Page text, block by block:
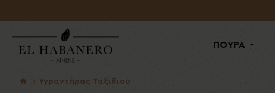
ΠΟΥΡΑ
Υγραντήρας Ταξιδιού